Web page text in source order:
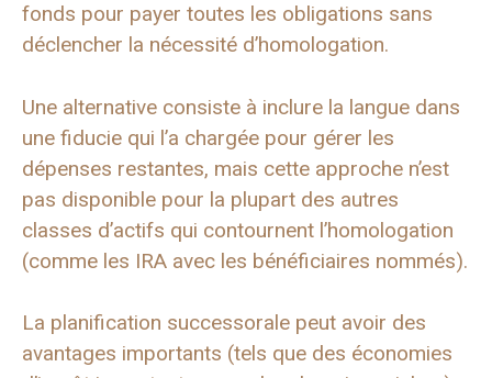
fonds pour payer toutes les obligations sans
déclencher la nécessité d’homologation.
Une alternative consiste à inclure la langue dans
une fiducie qui l’a chargée pour gérer les
dépenses restantes, mais cette approche n’est
pas disponible pour la plupart des autres
classes d’actifs qui contournent l’homologation
(comme les IRA avec les bénéficiaires nommés).
La planification successorale peut avoir des
avantages importants (tels que des économies